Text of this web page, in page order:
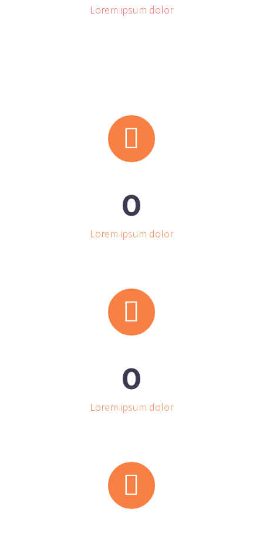
Lorem ipsum dolor


0
Lorem ipsum dolor


0
Lorem ipsum dolor

